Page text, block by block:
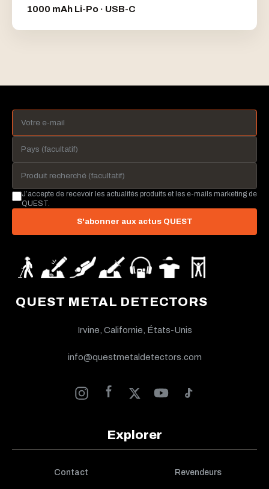
1000 mAh Li-Po · USB-C
QUEST METAL DETECTORS
Irvine, Californie, États-Unis
info@questmetaldetectors.com
Explorer
Contact Revendeurs
J’accepte de recevoir les actualités produits et les e-mails marketing de
QUEST.
S'abonner aux actus QUEST